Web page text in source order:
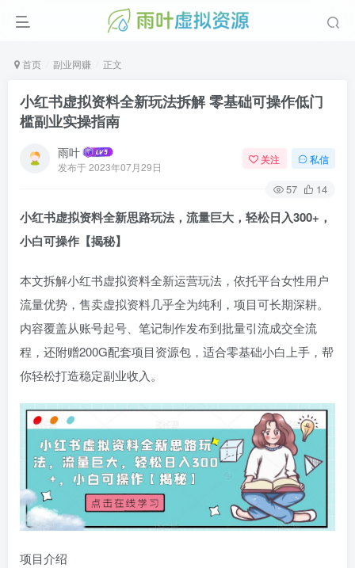
首页 副业网赚 正文
小红书虚拟资料全新玩法拆解 零基础可操作低门
槛副业实操指南
雨叶
发布于2023年07月29日
关注 私信
57 14
小红书虚拟资料全新思路玩法，流量巨大，轻松日入300+，
小白可操作【揭秘】
本文拆解小红书虚拟资料全新运营玩法，依托平台女性用户
流量优势，售卖虚拟资料几乎全为纯利，项目可长期深耕。
内容覆盖从账号起号、笔记制作发布到批量引流成交全流
程，还附赠200G配套项目资源包，适合零基础小白上手，帮
你轻松打造稳定副业收入。
项目介绍